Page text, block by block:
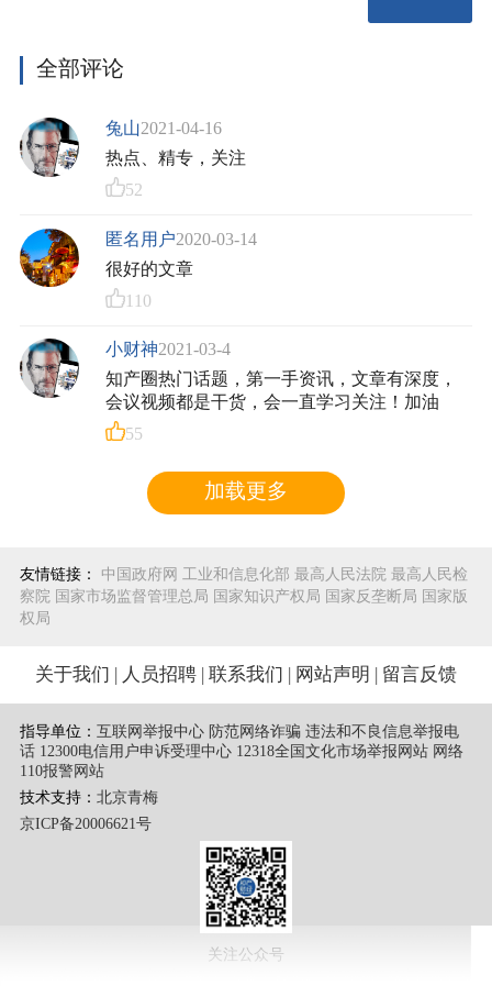
围内的许可条件作出裁决。
夏普、赛恩倍吉系外国企业，且在中国境内没有住
所和代表机构。针对此类被告提起的涉外民事纠纷案
否存在适当联系。判断标准必要专利许可纠纷与中国是
否存在适当联系，应结合该类纠纷的特点予以考虑。标
准必要专利许可纠纷的核心是诉请法院确定特定许可条
件或者内容，促使各方最终达成许可协议或者履行许可
类型纠纷。鉴于该类纠纷的上述特点，在被告系外国企
业且其在中国境内没有住所和代表机构的情况下，该纠
纷与中国是否存在适当联系的判断标准，可以综合考虑
专利权授予地、专利实施地、专利许可合同签订地或专
执行财产所在地等是否在中国领域内。只要前述地点之
一在中国领域内，则应认为该案件与中国存在适当联
OPPO深圳公司实施涉案标准必要专利的制造行为发生
在中国，当事人曾就涉案标准必要专利许可问题在中国
法院，还是涉案标准必要专利实施地法院，抑或是涉案
标准必要专利许可磋商地法院，均对本案依法具有管辖
权。
（二）关于深圳中院对本案行使管辖权是否适当
标准必要专利纠纷应由中国哪个法院管辖，可以根
据具体情况考虑专利权授予地、专利实施地、专利许可
合同签订地或专利许可磋商地、专利许可合同履行地、
可供扣押或可供执行财产所在地等管辖连接点。本案
中，当事人尚未达成许可协议，无法以专利许可合同签
订地或履行地作为案件管辖连接点。OPPO深圳公司作
为OPPO的全资子公司属于涉案标准必要专利的实施主
全部评论
兔山2021-04-16
热点、精专，关注
52
匿名用户2020-03-14
很好的文章
110
小财神2021-03-4
知产圈热门话题，第一手资讯，文章有深度，
会议视频都是干货，会一直学习关注！加油
55
加载更多
友情链接： 中国政府网 工业和信息化部 最高人民法院 最高人民检
察院 国家市场监督管理总局 国家知识产权局 国家反垄断局 国家版
权局
关于我们 人员招聘 联系我们 网站声明 留言反馈
指导单位： 互联网举报中心 防范网络诈骗 违法和不良信息举报电
话 12300电信用户申诉受理中心 12318全国文化市场举报网站 网络
110报警网站
技术支持： 北京青梅
京ICP备20006621号
关注公众号